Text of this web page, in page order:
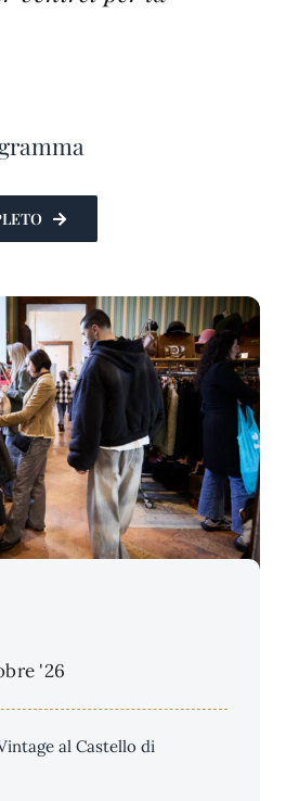
'26
al Castello di